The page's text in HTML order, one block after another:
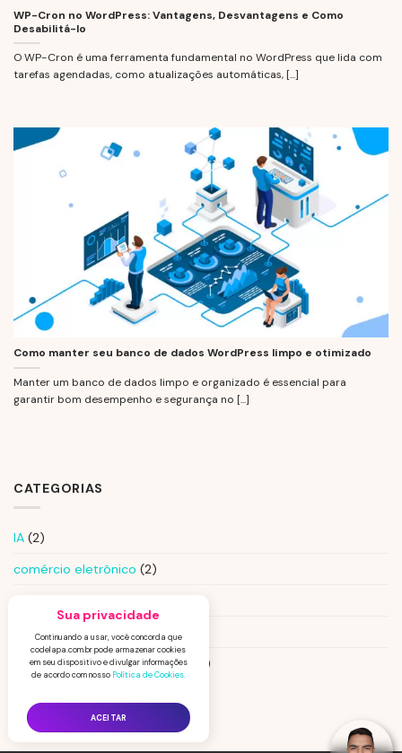
WP-Cron no WordPress: Vantagens, Desvantagens e Como
Desabilitá-lo
O WP-Cron é uma ferramenta fundamental no WordPress que lida com
tarefas agendadas, como atualizações automáticas, [...]
Como manter seu banco de dados WordPress limpo e otimizado
Manter um banco de dados limpo e organizado é essencial para
garantir bom desempenho e segurança no [...]
CATEGORIAS
IA (2)
comércio eletrônico (2)
Notícias
(7)
Programação e Web Design
(2)